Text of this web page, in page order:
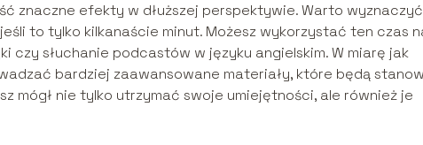
znaczne efekty w dłuższej perspektywie. Warto wyznaczyć
to tylko kilkanaście minut. Możesz wykorzystać ten czas
czy słuchanie podcastów w języku angielskim. W miarę jak
bardziej zaawansowane materiały, które będą
mógł nie tylko utrzymać swoje umiejętności, ale również je